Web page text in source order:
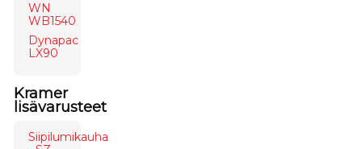
WN
WB1540
Dynapac
LX90
Kramer
lisävarusteet
Siipilumikauha